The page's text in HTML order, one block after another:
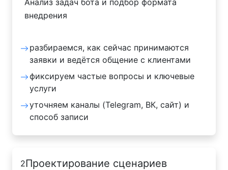
внедрения
разбираемся, как сейчас принимаются
заявки и ведётся общение с клиентами
фиксируем частые вопросы и ключевые
услуги
уточняем каналы (Telegram, ВК, сайт) и
способ записи
2Проектирование сценариев